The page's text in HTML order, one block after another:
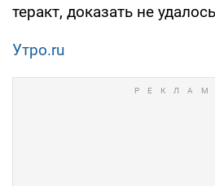
теракт, доказать не
Утро.ru